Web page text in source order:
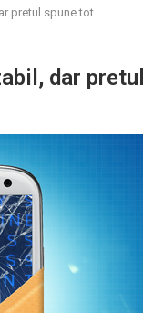
pretul spune tot
dar